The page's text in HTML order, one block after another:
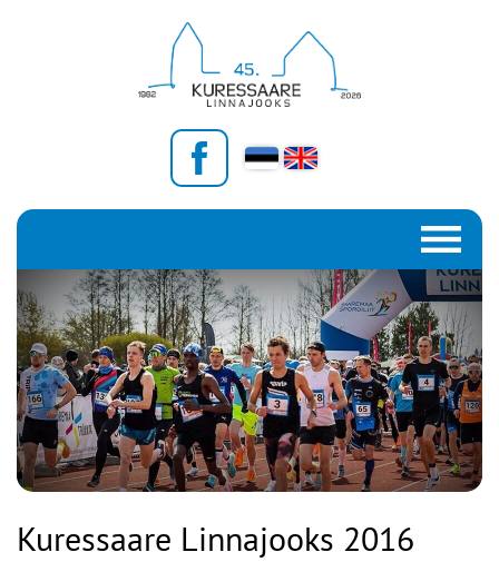
Kuressaare Linnajooks 2016